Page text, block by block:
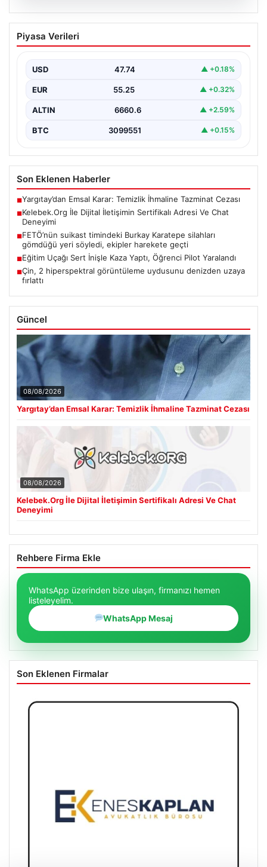
Kelebek.Org İle Dijital İletişimin
Sertifikalı Adresi Ve Chat Deneyimi
kurması kritik bir değer ifade etmektedir. Günümüzde…
Piyasa Verileri
USD 47.74 ▲ +0.18%
EUR 55.25 ▲ +0.32%
ALTIN 6660.6 ▲ +2.59%
BTC 3099551 ▲ +0.15%
Son Eklenen Haberler
■Yargıtay’dan Emsal Karar: Temizlik İhmaline Tazminat Cezası
■Kelebek.Org İle Dijital İletişimin Sertifikalı Adresi Ve Chat
Deneyimi
■FETÖ’nün suikast timindeki Burkay Karatepe silahları
gömdüğü yeri söyledi, ekipler harekete geçti
■Eğitim Uçağı Sert İnişle Kaza Yaptı, Öğrenci Pilot Yaralandı
■Çin, 2 hiperspektral görüntüleme uydusunu denizden uzaya
fırlattı
Güncel
08/08/2026
Yargıtay’dan Emsal Karar: Temizlik İhmaline Tazminat Cezası
08/08/2026
Kelebek.Org İle Dijital İletişimin Sertifikalı Adresi Ve Chat
Deneyimi
Rehbere Firma Ekle
WhatsApp üzerinden bize ulaşın, firmanızı hemen
listeleyelim.
WhatsApp Mesaj
Son Eklenen Firmalar